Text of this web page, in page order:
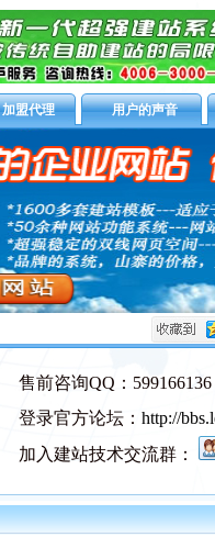
加盟代理 用户的声音
售前咨询QQ：599166136
登录官方论坛： http://
加入建站技术交流群：